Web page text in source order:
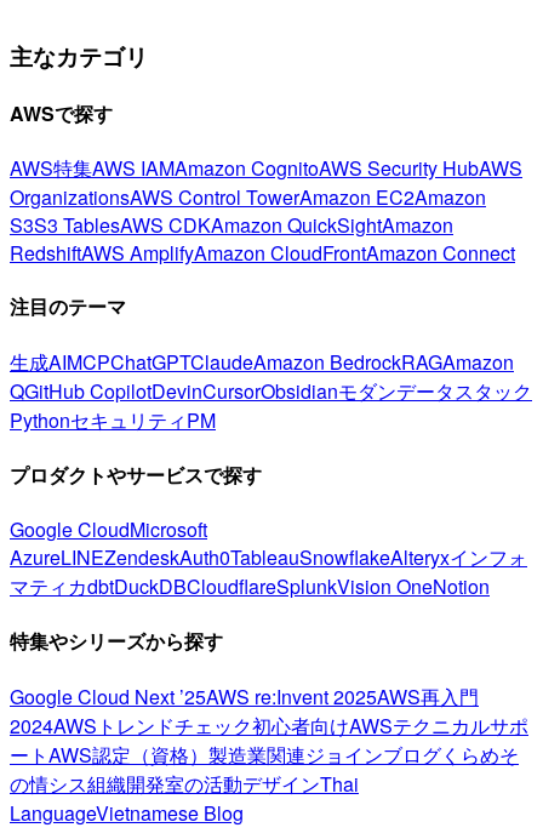
主なカテゴリ
AWSで探す
AWS特集AWS IAMAmazon CognitoAWS Security HubAWS
OrganizationsAWS Control TowerAmazon EC2Amazon
S3S3 TablesAWS CDKAmazon QuickSightAmazon
RedshiftAWS AmplifyAmazon CloudFrontAmazon Connect
注目のテーマ
生成AIMCPChatGPTClaudeAmazon BedrockRAGAmazon
QGitHub CopilotDevinCursorObsidianモダンデータスタック
PythonセキュリティPM
プロダクトやサービスで探す
Google CloudMicrosoft
AzureLINEZendeskAuth0TableauSnowflakeAlteryxインフォ
マティカdbtDuckDBCloudflareSplunkVision OneNotion
特集やシリーズから探す
Google Cloud Next ’25AWS re:Invent 2025AWS再入門
2024AWSトレンドチェック初心者向けAWSテクニカルサポ
ートAWS認定（資格） 製造業関連ジョインブログくらめそ
の情シス組織開発室の活動デザインThai
LanguageVietnamese Blog